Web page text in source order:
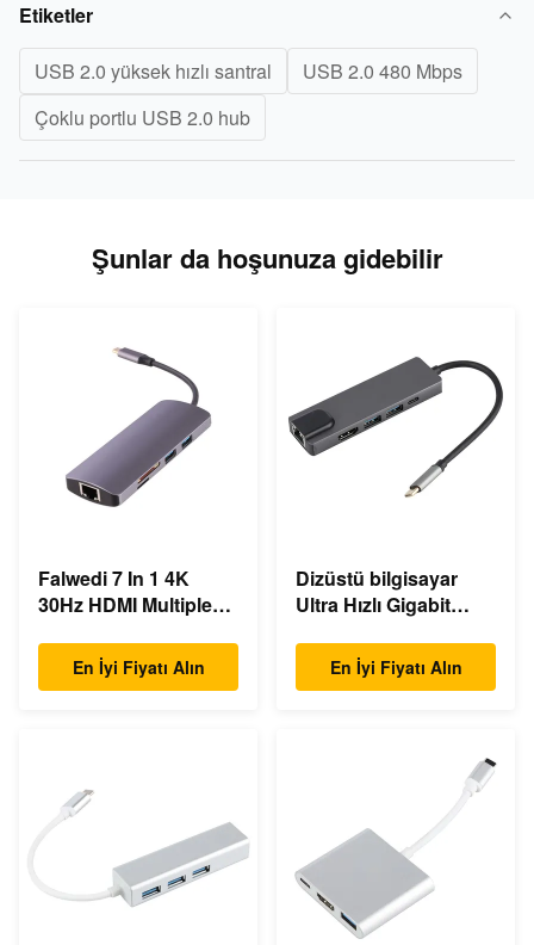
Etiketler
USB 2.0 yüksek hızlı santral
USB 2.0 480 Mbps
Çoklu portlu USB 2.0 hub
Şunlar da hoşunuza gidebilir
Falwedi 7 In 1 4K
30Hz HDMI Multiple
En İyi Fiyatı Alın
Dizüstü bilgisayar
Ultra Hızlı Gigabit
Doklama İstasyonu
En İyi Fiyatı Alın